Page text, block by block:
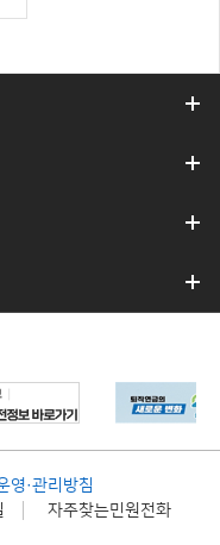
영·관리방침
자주찾는민원전화